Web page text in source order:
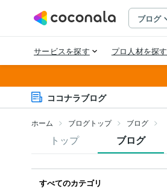
ココナラブログ
ホーム ブログトップ ブログ
トップ ブログ
すべてのカテゴリ